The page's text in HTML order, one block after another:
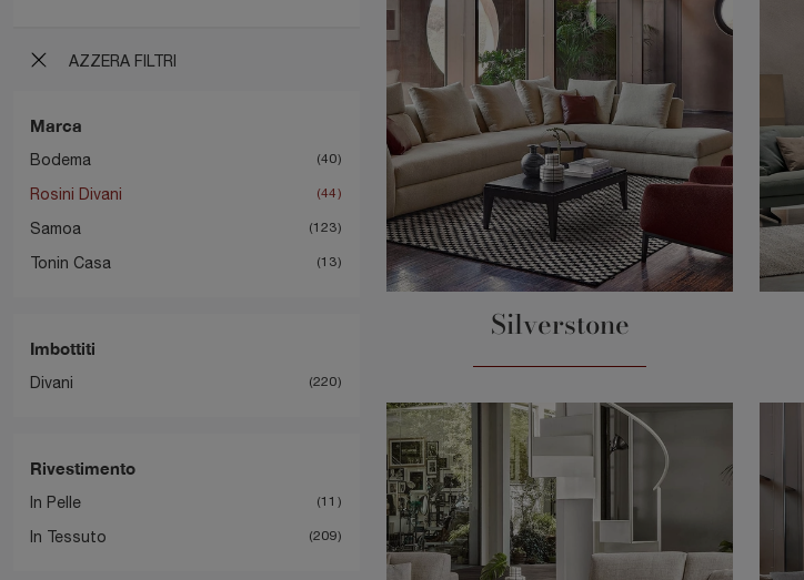
AZZERA FILTRI
Marca
Bodema 40
Rosini Divani 44
Samoa 123
Tonin Casa 13
Imbottiti
Divani 220
Rivestimento
In Pelle 11
In Tessuto 209
Silverstone